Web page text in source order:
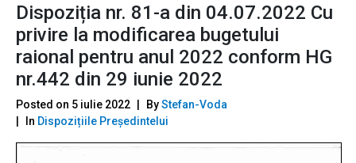
Dispoziția nr. 81-a din 04.07.2022 Cu
privire la modificarea bugetului
raional pentru anul 2022 conform HG
nr.442 din 29 iunie 2022
Posted on 5 iulie 2022 ByStefan-Voda
In Dispozițiile Președintelui